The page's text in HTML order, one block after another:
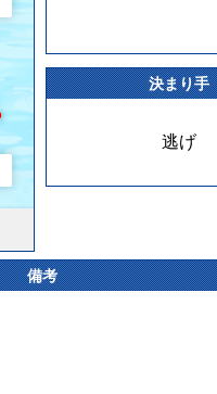
決まり手
逃げ
備考